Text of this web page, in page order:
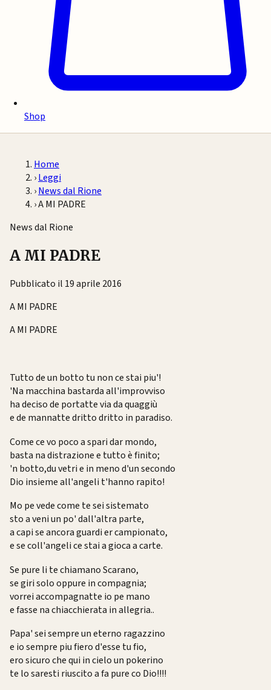
Shop
Home
›Leggi
›News dal Rione
›A MI PADRE
News dal Rione
A MI PADRE
Pubblicato il 19 aprile 2016
A MI PADRE
A MI PADRE
Tutto de un botto tu non ce stai piu'!
'Na macchina bastarda all'improvviso
ha deciso de portatte via da quaggiù
e de mannatte dritto dritto in paradiso.
Come ce vo poco a spari dar mondo,
basta na distrazione e tutto è finito;
'n botto,du vetri e in meno d'un secondo
Dio insieme all'angeli t'hanno rapito!
Mo pe vede come te sei sistemato
sto a veni un po' dall'altra parte,
a capi se ancora guardi er campionato,
e se coll'angeli ce stai a gioca a carte.
Se pure li te chiamano Scarano,
se giri solo oppure in compagnia;
vorrei accompagnatte io pe mano
e fasse na chiacchierata in allegria..
Papa' sei sempre un eterno ragazzino
e io sempre piu fiero d'esse tu fio,
ero sicuro che qui in cielo un pokerino
te lo saresti riuscito a fa pure co Dio!!!!